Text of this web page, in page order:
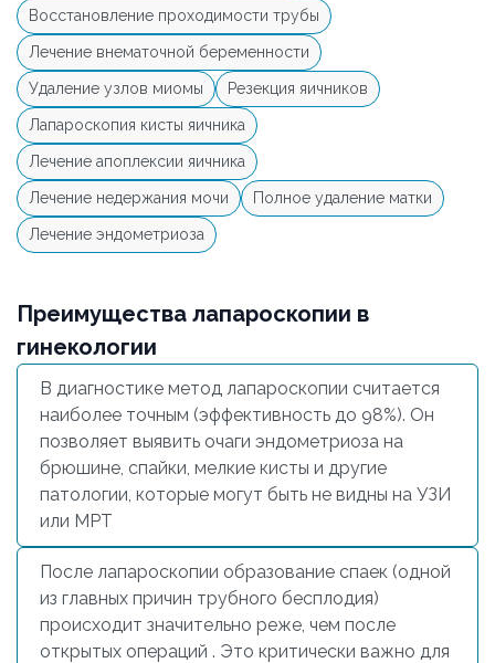
Восстановление проходимости трубы
Лечение внематочной беременности
Удаление узлов миомы Резекция яичников
Лапароскопия кисты яичника
Лечение апоплексии яичника
Лечение недержания мочи Полное удаление матки
Лечение эндометриоза
Преимущества лапароскопии в
гинекологии
В диагностике метод лапароскопии считается
наиболее точным (эффективность до 98%). Он
позволяет выявить очаги эндометриоза на
брюшине, спайки, мелкие кисты и другие
патологии, которые могут быть не видны на УЗИ
или МРТ
После лапароскопии образование спаек (одной
из главных причин трубного бесплодия)
происходит значительно реже, чем после
открытых операций . Это критически важно для